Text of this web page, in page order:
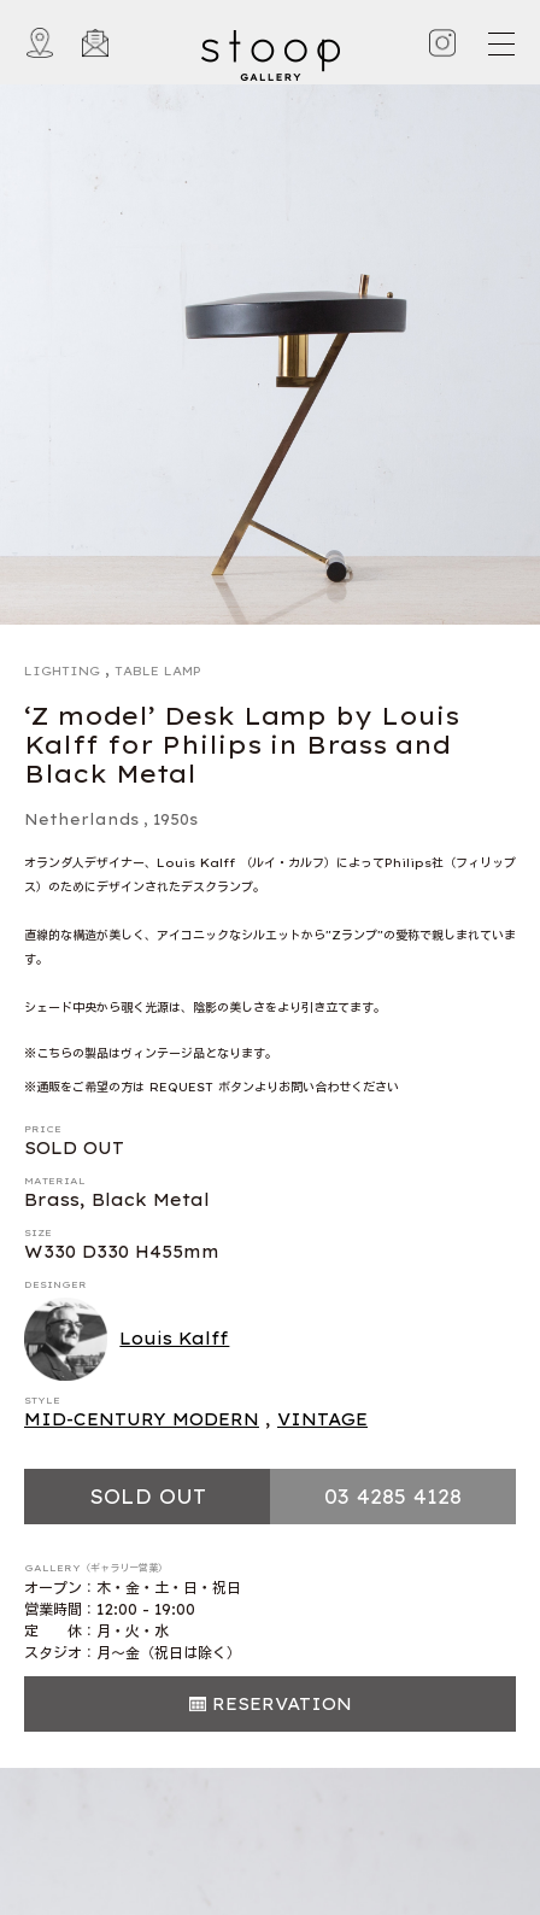
LIGHTING , TABLE LAMP
‘Z model’ Desk Lamp by Louis
Kalff for Philips in Brass and
Black Metal
Netherlands , 1950s
オランダ人デザイナー、Louis Kalff （ルイ・カルフ）によってPhilips社（フィリップ
ス）のためにデザインされたデスクランプ。
直線的な構造が美しく、アイコニックなシルエットから"Zランプ"の愛称で親しまれていま
す。
シェード中央から覗く光源は、陰影の美しさをより引き立てます。
※こちらの製品はヴィンテージ品となります。
※通販をご希望の方は REQUEST ボタンよりお問い合わせください
PRICE
SOLD OUT
MATERIAL
Brass, Black Metal
SIZE
W330 D330 H455mm
DESINGER
Louis Kalff
STYLE
MID-CENTURY MODERN , VINTAGE
SOLD OUT 03 4285 4128
GALLERY（ギャラリー営業）
オープン：木・金・土・日・祝日
営業時間：12:00 - 19:00
定 休：月・火・水
スタジオ：月〜金（祝日は除く）
RESERVATION